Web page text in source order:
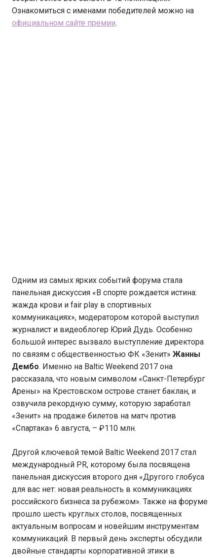
Ознакомиться с именами победителей можно на
официальном сайте премии.
Одним из самых ярких событий форума стала
панельная дискуссия «В спорте рождается истина:
жажда крови и fair play в спортивных
коммуникациях», модератором которой выступил
журналист и видеоблогер Юрий Дудь. Особенно
большой интерес вызвало выступление директора
по связям с общественностью ФК «Зенит» Жанны
Дембо. Именно на Baltic Weekend 2017 она
рассказала, что новым символом «Санкт-Петербург
Арены» на Крестовском острове станет баклан, и
озвучила рекордную сумму, которую заработал
«Зенит» на продаже билетов на матч против
«Спартака» 6 августа, – ₽110 млн.
Другой ключевой темой Baltic Weekend 2017 стал
международный PR, которому была посвящена
панельная дискуссия второго дня «Другого глобуса
для вас нет: новая реальность в коммуникациях
российского бизнеса за рубежом». Также на форуме
прошло шесть круглых столов, посвященных
актуальным вопросам и новейшим инструментам
коммуникаций. В первый день эксперты обсудили
двойные стандарты корпоративной этики в